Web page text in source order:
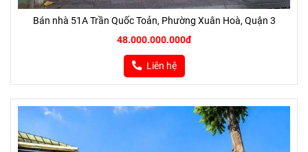
Bán nhà 51A Trần Quốc Toản, Phường Xuân Hoà, Quận 3
48.000.000.000đ
Liên hệ